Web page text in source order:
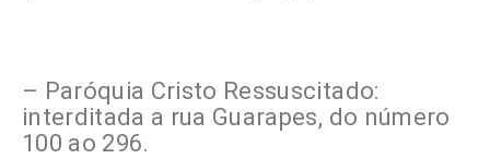
– Paróquia Cristo Ressuscitado:
interditada a rua Guarapes, do número
100 ao 296.